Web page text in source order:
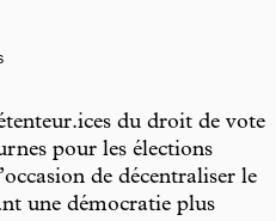
du droit de vote
pour les élections
de décentraliser le
une démocratie plus